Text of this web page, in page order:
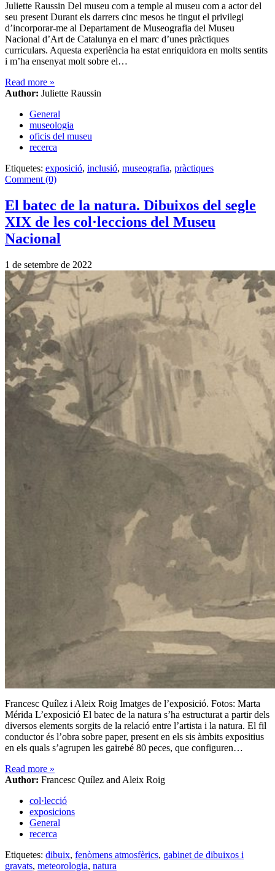
Juliette Raussin Del museu com a temple al museu com a actor del
seu present Durant els darrers cinc mesos he tingut el privilegi
d’incorporar-me al Departament de Museografia del Museu
Nacional d’Art de Catalunya en el marc d’unes pràctiques
curriculars. Aquesta experiència ha estat enriquidora en molts sentits
i m’ha ensenyat molt sobre el…
Read more »
Author: Juliette Raussin
General
museologia
oficis del museu
recerca
Etiquetes: exposició, inclusió, museografia, pràctiques
Comment (0)
El batec de la natura. Dibuixos del segle
XIX de les col·leccions del Museu
Nacional
1 de setembre de 2022
Francesc Quílez i Aleix Roig Imatges de l’exposició. Fotos: Marta
Mérida L’exposició El batec de la natura s’ha estructurat a partir dels
diversos elements sorgits de la relació entre l’artista i la natura. El fil
conductor és l’obra sobre paper, present en els sis àmbits expositius
en els quals s’agrupen les gairebé 80 peces, que configuren…
Read more »
Author: Francesc Quílez and Aleix Roig
col·lecció
exposicions
General
recerca
Etiquetes: dibuix, fenòmens atmosfèrics, gabinet de dibuixos i
gravats, meteorologia, natura